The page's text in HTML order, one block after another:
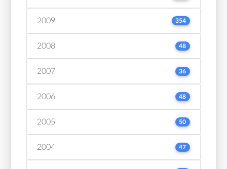
2009 354
2008 48
2007 36
2006 48
2005 50
2004 47